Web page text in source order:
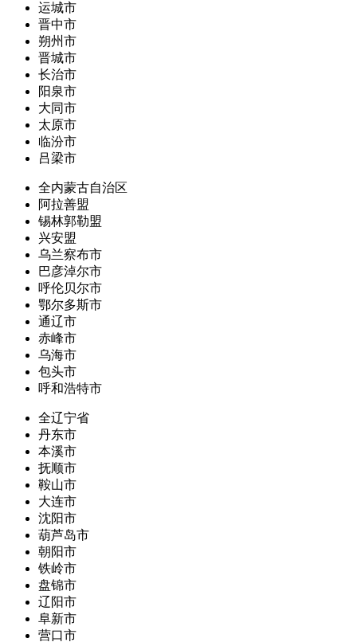
运城市
晋中市
朔州市
晋城市
长治市
阳泉市
大同市
太原市
临汾市
吕梁市
全内蒙古自治区
阿拉善盟
锡林郭勒盟
兴安盟
乌兰察布市
巴彦淖尔市
呼伦贝尔市
鄂尔多斯市
通辽市
赤峰市
乌海市
包头市
呼和浩特市
全辽宁省
丹东市
本溪市
抚顺市
鞍山市
大连市
沈阳市
葫芦岛市
朝阳市
铁岭市
盘锦市
辽阳市
阜新市
营口市